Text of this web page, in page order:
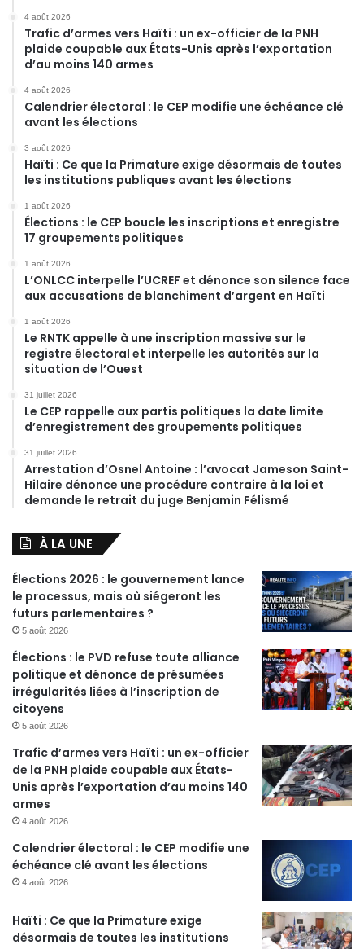
4 août 2026
Trafic d’armes vers Haïti : un ex-officier de la PNH
plaide coupable aux États-Unis après l’exportation
d’au moins 140 armes
4 août 2026
Calendrier électoral : le CEP modifie une échéance clé
avant les élections
3 août 2026
Haïti : Ce que la Primature exige désormais de toutes
les institutions publiques avant les élections
1 août 2026
Élections : le CEP boucle les inscriptions et enregistre
17 groupements politiques
1 août 2026
L’ONLCC interpelle l’UCREF et dénonce son silence face
aux accusations de blanchiment d’argent en Haïti
1 août 2026
Le RNTK appelle à une inscription massive sur le
registre électoral et interpelle les autorités sur la
situation de l’Ouest
31 juillet 2026
Le CEP rappelle aux partis politiques la date limite
d’enregistrement des groupements politiques
31 juillet 2026
Arrestation d’Osnel Antoine : l’avocat Jameson Saint-
Hilaire dénonce une procédure contraire à la loi et
demande le retrait du juge Benjamin Félismé
À LA UNE
Élections 2026 : le gouvernement lance
le processus, mais où siégeront les
futurs parlementaires ?
5 août 2026
Élections : le PVD refuse toute alliance
politique et dénonce de présumées
irrégularités liées à l’inscription de
citoyens
5 août 2026
Trafic d’armes vers Haïti : un ex-officier
de la PNH plaide coupable aux États-
Unis après l’exportation d’au moins 140
armes
4 août 2026
Calendrier électoral : le CEP modifie une
échéance clé avant les élections
4 août 2026
Haïti : Ce que la Primature exige
désormais de toutes les institutions